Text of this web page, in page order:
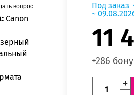
вопрос
Canon
Под заказ
~
11
+286